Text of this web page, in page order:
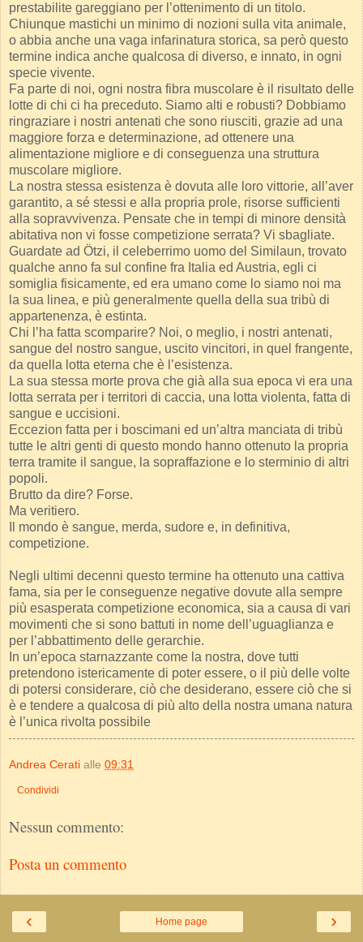
prestabilite gareggiano per l’ottenimento di un titolo.
Chiunque mastichi un minimo di nozioni sulla vita animale,
o abbia anche una vaga infarinatura storica, sa però questo
termine indica anche qualcosa di diverso, e innato, in ogni
specie vivente.
Fa parte di noi, ogni nostra fibra muscolare è il risultato delle
lotte di chi ci ha preceduto. Siamo alti e robusti? Dobbiamo
ringraziare i nostri antenati che sono riusciti, grazie ad una
maggiore forza e determinazione, ad ottenere una
alimentazione migliore e di conseguenza una struttura
muscolare migliore.
La nostra stessa esistenza è dovuta alle loro vittorie, all’aver
garantito, a sé stessi e alla propria prole, risorse sufficienti
alla sopravvivenza. Pensate che in tempi di minore densità
abitativa non vi fosse competizione serrata? Vi sbagliate.
Guardate ad Ötzi, il celeberrimo uomo del Similaun, trovato
qualche anno fa sul confine fra Italia ed Austria, egli ci
somiglia fisicamente, ed era umano come lo siamo noi ma
la sua linea, e più generalmente quella della sua tribù di
appartenenza, è estinta.
Chi l’ha fatta scomparire? Noi, o meglio, i nostri antenati,
sangue del nostro sangue, uscito vincitori, in quel frangente,
da quella lotta eterna che è l’esistenza.
La sua stessa morte prova che già alla sua epoca vi era una
lotta serrata per i territori di caccia, una lotta violenta, fatta di
sangue e uccisioni.
Eccezion fatta per i boscimani ed un’altra manciata di tribù
tutte le altri genti di questo mondo hanno ottenuto la propria
terra tramite il sangue, la sopraffazione e lo sterminio di altri
popoli.
Brutto da dire? Forse.
Ma veritiero.
Il mondo è sangue, merda, sudore e, in definitiva,
competizione.
Negli ultimi decenni questo termine ha ottenuto una cattiva
fama, sia per le conseguenze negative dovute alla sempre
più esasperata competizione economica, sia a causa di vari
movimenti che si sono battuti in nome dell’uguaglianza e
per l’abbattimento delle gerarchie.
In un’epoca starnazzante come la nostra, dove tutti
pretendono istericamente di poter essere, o il più delle volte
di potersi considerare, ciò che desiderano, essere ciò che si
è e tendere a qualcosa di più alto della nostra umana natura
è l’unica rivolta possibile
Andrea Cerati alle 09:31
Condividi
Nessun commento:
Posta un commento
‹ ›
Home page